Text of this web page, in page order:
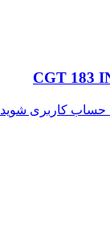
حساب کاربری شوید